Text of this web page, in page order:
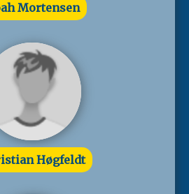
Mortensen
Høgfeldt